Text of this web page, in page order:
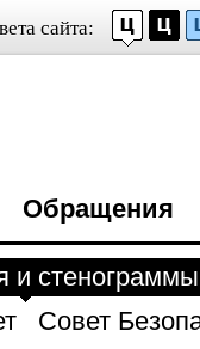
сайта:
Обращения
и стенограммы
Совет